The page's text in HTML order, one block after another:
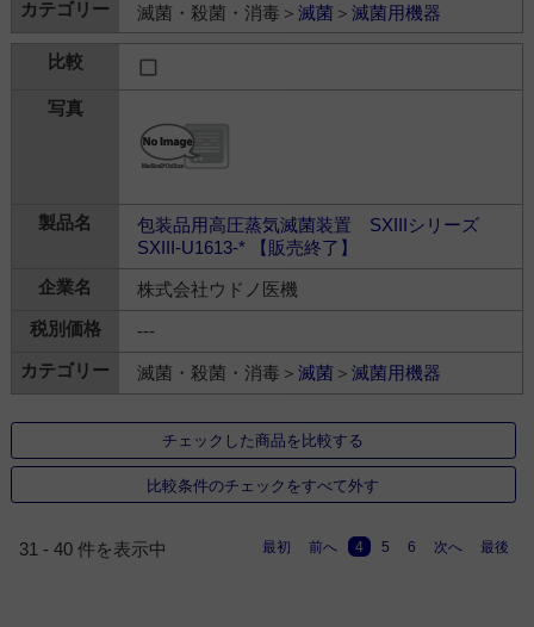
滅菌・殺菌・消毒＞ 滅菌 ＞ 滅菌用機器
包装品用高圧蒸気滅菌装置 SXIIIシリーズ
SXIII-U1613-* 【販売終了】
株式会社ウドノ医機
---
滅菌・殺菌・消毒＞ 滅菌 ＞ 滅菌用機器
チェックした商品を比較する
比較条件のチェックをすべて外す
31 - 40 件を表示中 最初 前へ 4 5 6 次へ 最後